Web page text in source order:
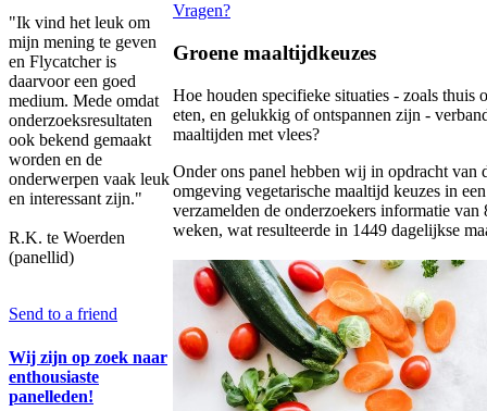
"Ik vind het leuk om
mijn mening te geven
en Flycatcher is
daarvoor een goed
medium. Mede omdat
onderzoeksresultaten
ook bekend gemaakt
worden en de
onderwerpen vaak leuk
en interessant zijn."
R.K. te Woerden
(panellid)
Send to a friend
Wij zijn op zoek naar
enthousiaste
panelleden!
Vragen?
Groene maaltijdkeuzes
Hoe houden specifieke situaties - zoals thuis
eten, en gelukkig of ontspannen zijn -
maaltijden met vlees?
Onder ons panel hebben wij in opdracht van
omgeving vegetarische maaltijd keuzes in
verzamelden de onderzoekers informatie
weken, wat resulteerde in 1449 dagelijkse